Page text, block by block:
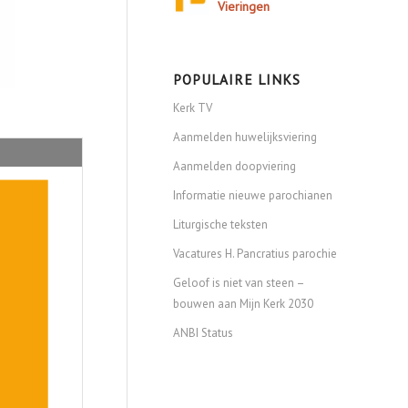
Vieringen
POPULAIRE LINKS
Kerk TV
Aanmelden huwelijksviering
Aanmelden doopviering
Informatie nieuwe parochianen
Liturgische teksten
Vacatures H. Pancratius parochie
Geloof is niet van steen –
bouwen aan Mijn Kerk 2030
ANBI Status